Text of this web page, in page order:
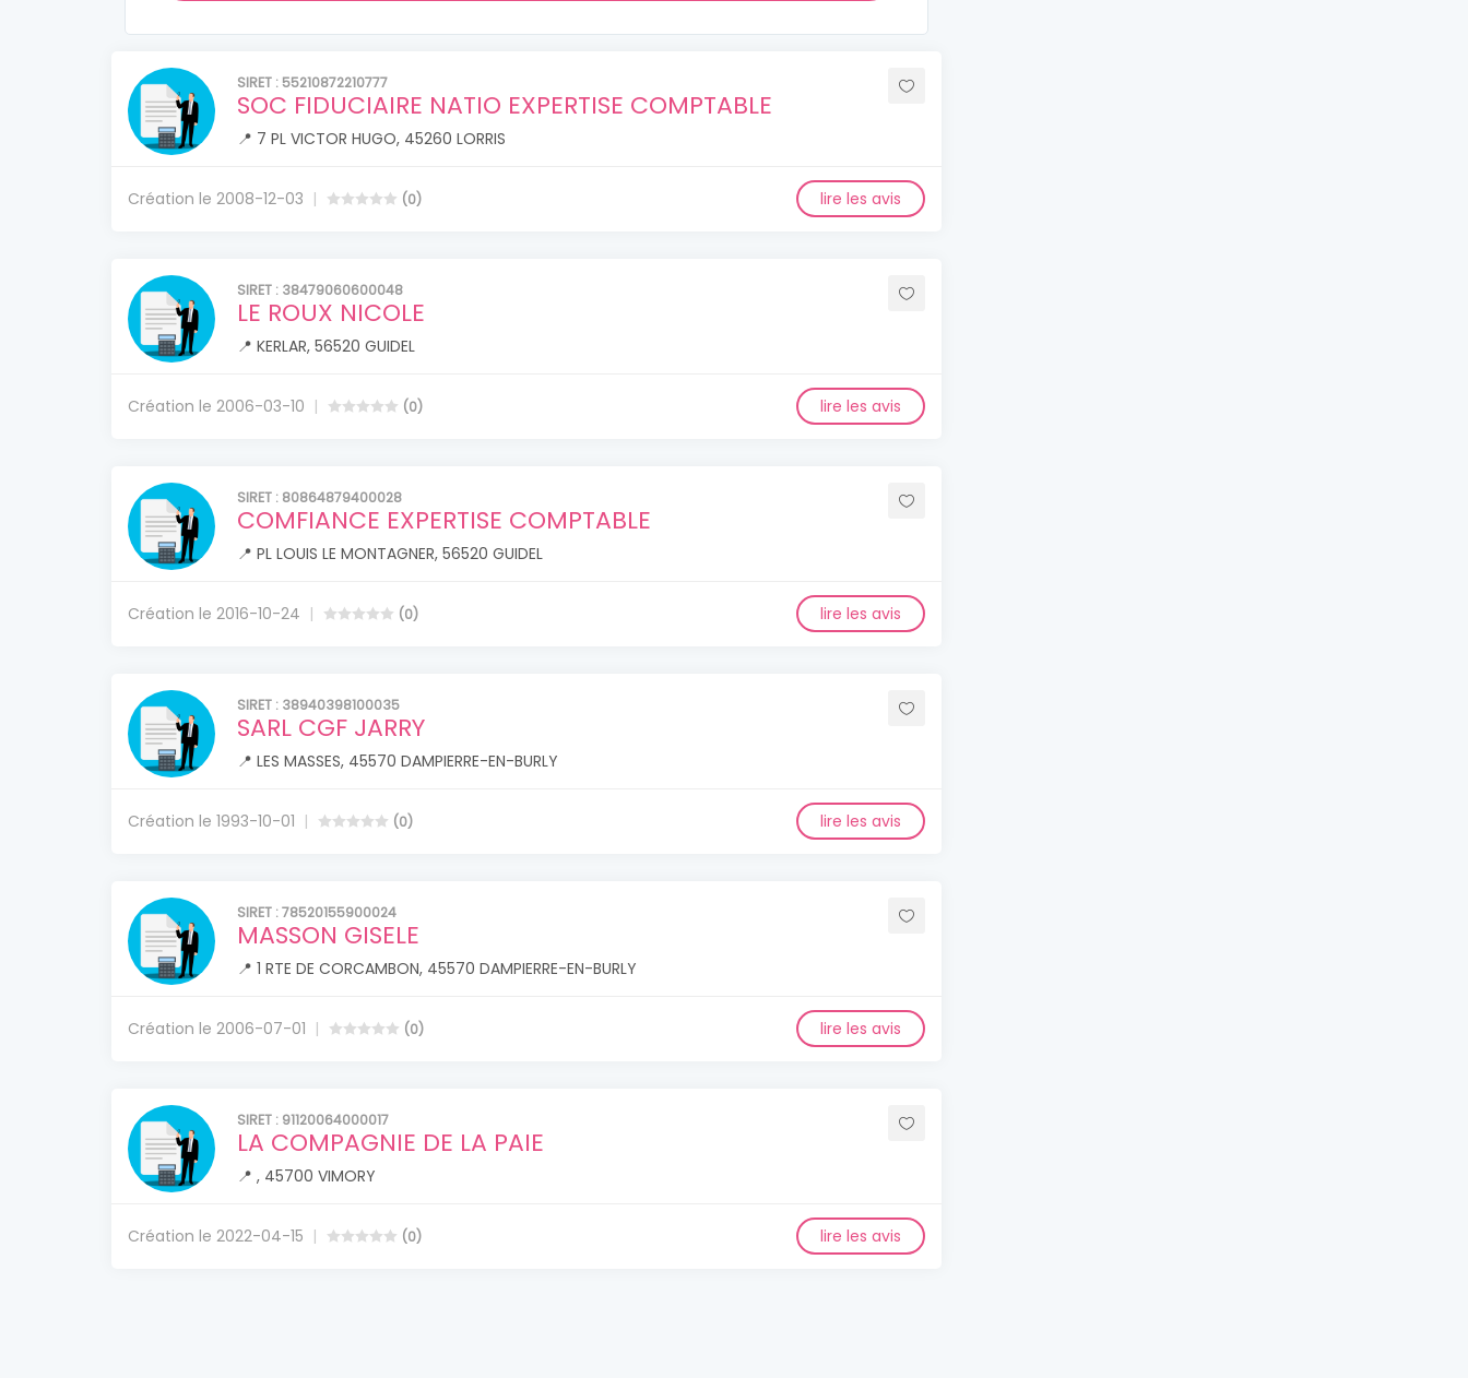
SIRET : 55210872210777
SOC FIDUCIAIRE NATIO EXPERTISE COMPTABLE
📍 7 PL VICTOR HUGO, 45260 LORRIS
Création le 2008-12-03 (0) lire les avis
SIRET : 38479060600048
LE ROUX NICOLE
📍 KERLAR, 56520 GUIDEL
Création le 2006-03-10 (0) lire les avis
SIRET : 80864879400028
COMFIANCE EXPERTISE COMPTABLE
📍 PL LOUIS LE MONTAGNER, 56520 GUIDEL
Création le 2016-10-24 (0) lire les avis
SIRET : 38940398100035
SARL CGF JARRY
📍 LES MASSES, 45570 DAMPIERRE-EN-BURLY
Création le 1993-10-01 (0) lire les avis
SIRET : 78520155900024
MASSON GISELE
📍 1 RTE DE CORCAMBON, 45570 DAMPIERRE-EN-BURLY
Création le 2006-07-01 (0) lire les avis
SIRET : 91120064000017
LA COMPAGNIE DE LA PAIE
📍 , 45700 VIMORY
Création le 2022-04-15 (0) lire les avis